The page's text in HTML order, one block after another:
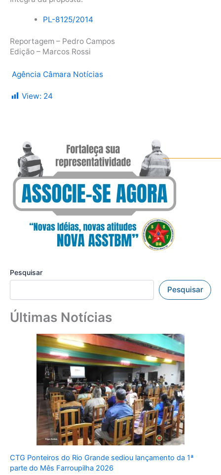
PL-8125/2014
Reportagem – Pedro Campos
Edição – Marcos Rossi
Agência Câmara Notícias
View: 24
Pesquisar
Pesquisar
Últimas Notícias
CTG Ponteiros do Rio Grande sediou lançamento da 1ª
parte do Mês Farroupilha 2026